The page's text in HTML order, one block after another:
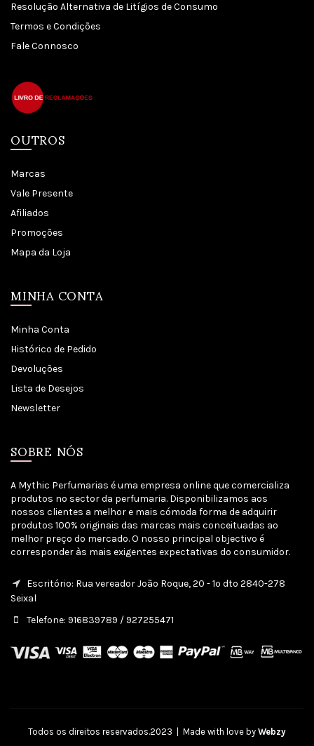
Resolução Alternativa de Litígios de Consumo
Termos e Condições
Fale Connosco
OUTROS
Marcas
Vale Presente
Afiliados
Promoções
Mapa da Loja
MINHA CONTA
Minha Conta
Histórico de Pedido
Devoluções
Lista de Desejos
Newsletter
SOBRE NÓS
A Mythic Perfumarias é uma empresa online que comercializa
produtos no sector da perfumaria. Disponibilizamos aos
nossos clientes a melhor e mais cómoda forma de adquirir
produtos 100% originais das marcas mais conceituadas ao
melhor preço do mercado. O nosso principal objectivo é
corresponder às mais exigentes expectativas do consumidor.
Escritório: Rua vereador João Roque, 20 - 1º dto 2840-278
Seixal
Telefone: 916839789 / 927255471
Todos os direitos reservados.2023 | Made with love by Webzy